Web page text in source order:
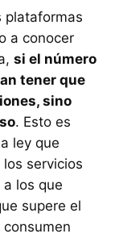
plataformas
a conocer
si el número
tener que
sino
. Esto es
ley que
servicios
los que
supere el